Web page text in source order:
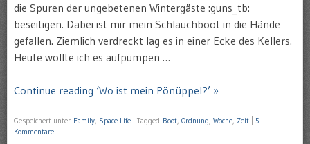
die Spuren der ungebetenen Wintergäste :guns_tb:
beseitigen. Dabei ist mir mein Schlauchboot in die Hände
gefallen. Ziemlich verdreckt lag es in einer Ecke des Kellers.
Heute wollte ich es aufpumpen …
Continue reading ‘Wo ist mein Pönüppel?’ »
Gespeichert unter Family, Space-Life Tagged Boot, Ordnung, Woche, Zeit
5
Kommentare